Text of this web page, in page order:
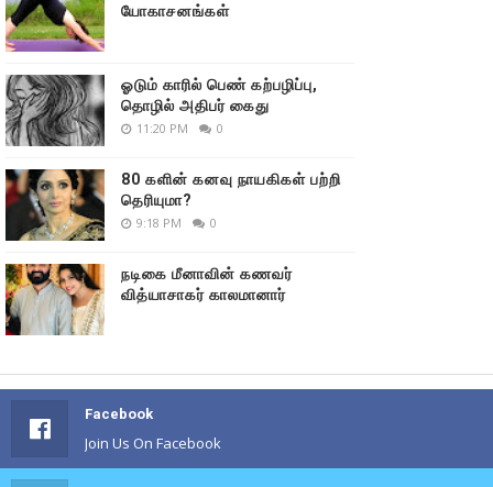
யோகாசனங்கள்
ஓடும் காரில் பெண் கற்பழிப்பு,
தொழில் அதிபர் கைது
11:20 PM 0
80 களின் கனவு நாயகிகள் பற்றி
தெரியுமா?
9:18 PM 0
நடிகை மீனாவின் கணவர்
வித்யாசாகர் காலமானார்
Facebook
Join Us On Facebook